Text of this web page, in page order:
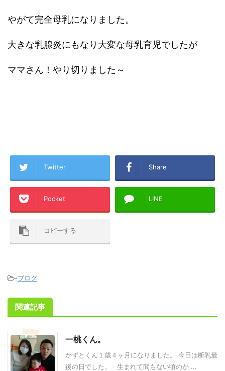
やがて完全母乳になりました。
大きな乳腺炎にもなり大変な母乳育児でしたが
ママさん！やり切りました～
Twitter Share
Pocket LINE
コピーする
-ブログ
関連記事
一桃くん。
かずとくん１歳４ヶ月になりました。 今日は断乳最
後の日でした。 生まれて間もない頃のか ...